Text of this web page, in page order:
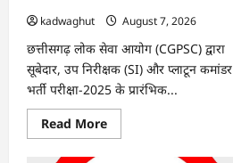
kadwaghut
August 7, 2026
छत्तीसगढ़ लोक सेवा आयोग (CGPSC) द्वारा
सूबेदार, उप निरीक्षक (SI) और प्लाटून कमांडर
भर्ती परीक्षा-2025 के प्रारंभिक...
Read MoreRead
more